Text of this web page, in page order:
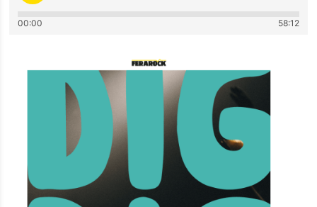
00:00 58:12